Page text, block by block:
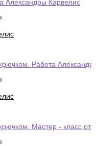
Александры Карвелис
Работа
Мастер - класс от